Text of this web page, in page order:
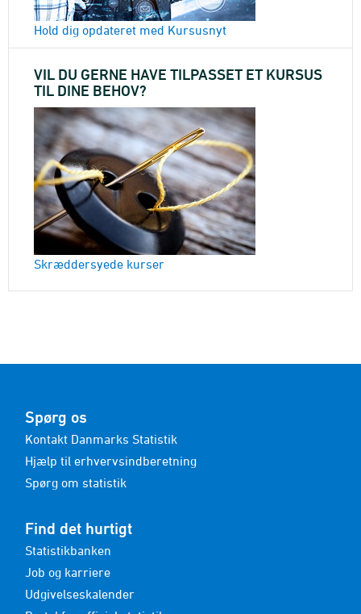
Hold dig opdateret med Kursusnyt
VIL DU GERNE HAVE TILPASSET ET KURSUS
TIL DINE BEHOV?
Skræddersyede kurser
Spørg os
Kontakt Danmarks Statistik
Hjælp til erhvervsindberetning
Spørg om statistik
Find det hurtigt
Statistikbanken
Job og karriere
Udgivelseskalender